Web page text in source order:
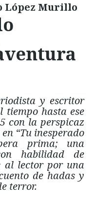
López Murillo
y escritor
tiempo hasta ese
con la perspicaz
“Tu inesperado
prima; una
habilidad de
al lector por una
de hadas y
terror.